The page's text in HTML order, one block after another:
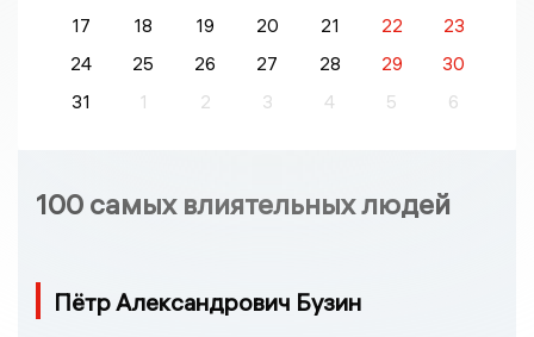
17
18 19 20 21 22
23
24
25 26 27 28 29
30
31
1 2 3 4 5 6
100 самых влиятельных людей
Пётр Александрович Бузин